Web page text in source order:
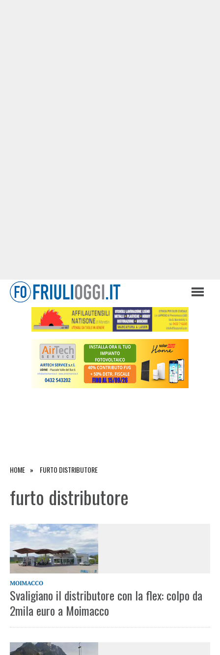
HOME FURTO DISTRIBUTORE
furto distributore
MOIMACCO
Svaligiano il distributore con la flex: colpo da
2mila euro a Moimacco